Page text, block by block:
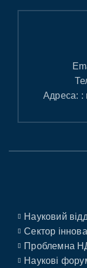
Адреса: :
Науковий
Сектор
Проблемна
Наукові